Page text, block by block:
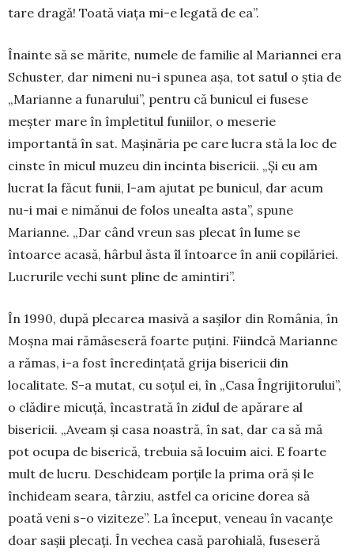
tare dragă! Toată viața mi-e legată de ea”.
Înainte să se mărite, numele de fa­milie al Mariannei era
Schuster, dar nimeni nu-i spunea așa, tot satul o știa de
„Marianne a funarului”, pentru că bunicul ei fusese
meșter mare în îm­pletitul funiilor, o meserie
importantă în sat. Mașinăria pe care lucra stă la loc de
cinste în micul muzeu din incinta bisericii. „Și eu am
lucrat la făcut funii, l-am ajutat pe bunicul, dar acum
nu-i mai e nimănui de folos unealta asta”, spune
Marianne. „Dar când vreun sas ple­cat în lume se
întoarce acasă, hâr­bul ăsta îl în­toarce în anii copilăriei.
Lucrurile vechi sunt pline de amintiri”.
În 1990, după plecarea masivă a sașilor din România, în
Moșna mai rămăseseră foarte puțini. Fiindcă Marianne
a rămas, i-a fost încredințată grija bisericii din
localitate. S-a mutat, cu soțul ei, în „Casa Îngrijitorului”,
o clădire micuță, încas­trată în zidul de apărare al
bisericii. „Aveam și casa noastră, în sat, dar ca să mă
pot ocupa de bi­serică, trebuia să locuim aici. E foarte
mult de lucru. Deschideam porțile la prima oră și le
închideam seara, târziu, astfel ca oricine dorea să
poată veni s-o viziteze”. La început, veneau în va­canțe
doar sașii plecați. În vechea casă pa­ro­hială, fuseseră